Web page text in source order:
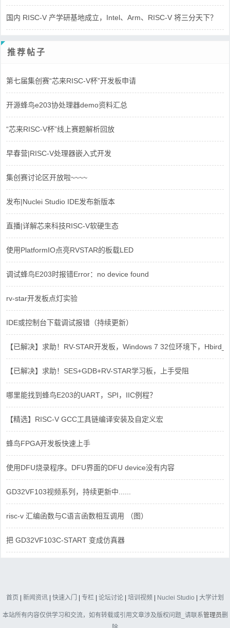
国内 RISC-V 产学研基地成立，Intel、Arm、RISC-V 将三分天下？
推荐帖子
第七届集创赛“芯来RISC-V杯”开发板申请
开源蜂鸟e203协处理器demo资料汇总
“芯来RISC-V杯”线上赛题解析回放
早春营|RISC-V处理器嵌入式开发
集创赛讨论区开放啦~~~~
发布|Nuclei Studio IDE发布新版本
直播|详解芯来科技RISC-V软硬生态
使用PlatformIO点亮RVSTAR的板载LED
调试蜂鸟E203时报错Error：no device found
rv-star开发板点灯实验
IDE或控制台下载调试报错（持续更新）
【已解决】求助！RV-STAR开发板，Windows 7 32位环境下，
【已解决】求助！SES+GDB+RV-STAR学习板，上手受阻
哪里能找到蜂鸟E203的UART，SPI，IIC例程？
【精选】RISC-V GCC工具链编译安装及自定义宏
蜂鸟FPGA开发板快速上手
使用DFU烧录程序。DFU界面的DFU device没有内容
GD32VF103视频系列，持续更新中......
risc-v 汇编函数与C语言函数相互调用 （图）
把 GD32VF103C-START 变成仿真器
首页 | 新闻资讯 | 快速入门 | 专栏 | 论坛讨论 | 培训视频 | Nuclei Studio | 大学计划
本站所有内容仅供学习和交流，如有转载或引用文章涉及版权问题_请联系管理员删